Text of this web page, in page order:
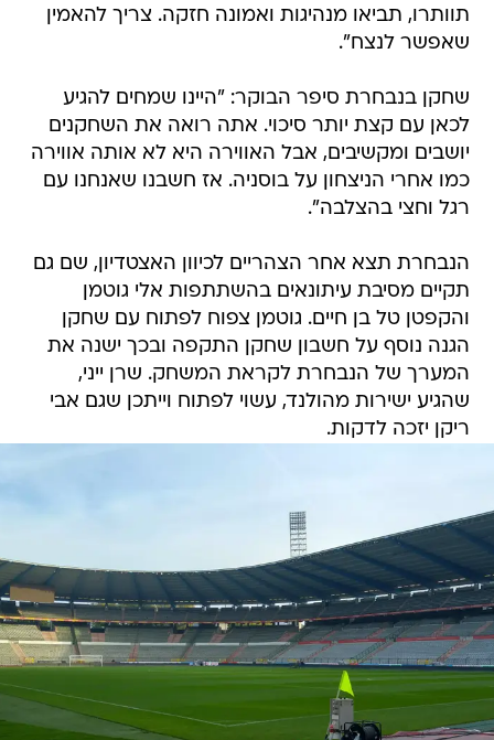
תוותרו, תביאו מנהיגות ואמונה חזקה. צריך להאמין
שאפשר לנצח".
שחקן בנבחרת סיפר הבוקר: "היינו שמחים להגיע
לכאן עם קצת יותר סיכוי. אתה רואה את השחקנים
יושבים ומקשיבים, אבל האווירה היא לא אותה אווירה
כמו אחרי הניצחון על בוסניה. אז חשבנו שאנחנו עם
רגל וחצי בהצלבה".
הנבחרת תצא אחר הצהריים לכיוון האצטדיון, שם גם
תקיים מסיבת עיתונאים בהשתתפות אלי גוטמן
והקפטן טל בן חיים. גוטמן צפוח לפתוח עם שחקן
הגנה נוסף על חשבון שחקן התקפה ובכך ישנה את
המערך של הנבחרת לקראת המשחק. שרן ייני,
שהגיע ישירות מהולנד, עשוי לפתוח וייתכן שגם אבי
ריקן יזכה לדקות.